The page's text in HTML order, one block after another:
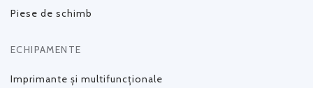
Piese de schimb
ECHIPAMENTE
Imprimante și multifuncționale